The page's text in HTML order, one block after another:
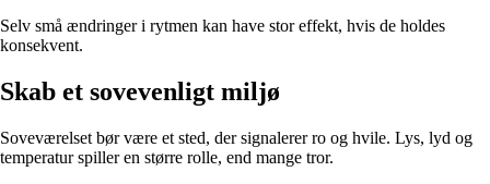
Selv små ændringer i rytmen kan have stor effekt, hvis de holdes
konsekvent.
Skab et sovevenligt miljø
Soveværelset bør være et sted, der signalerer ro og hvile. Lys, lyd og
temperatur spiller en større rolle, end mange tror.